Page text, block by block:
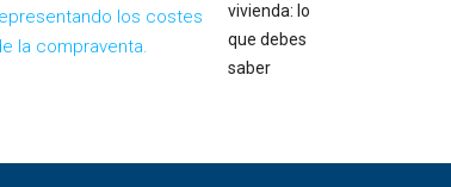
vivienda: lo
que debes
saber